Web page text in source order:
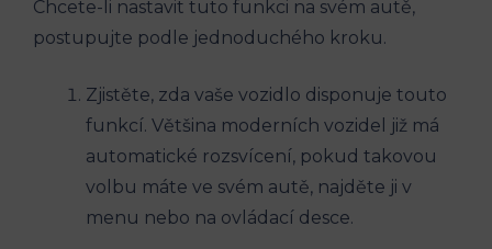
Chcete-li nastavit tuto funkci na svém autě,
postupujte podle jednoduchého kroku.
Zjistěte, zda vaše vozidlo disponuje touto
funkcí. Většina moderních vozidel již má
automatické rozsvícení, pokud takovou
volbu máte ve svém autě, najděte ji v
menu nebo na ovládací desce.